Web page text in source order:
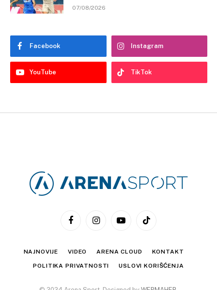
07/08/2026
Facebook Instagram
YouTube TikTok
FacebookInstagramYouTubeTikTok
NAJNOVIJE VIDEO ARENA CLOUD KONTAKT
POLITIKA PRIVATNOSTI USLOVI KORIŠĆENJA